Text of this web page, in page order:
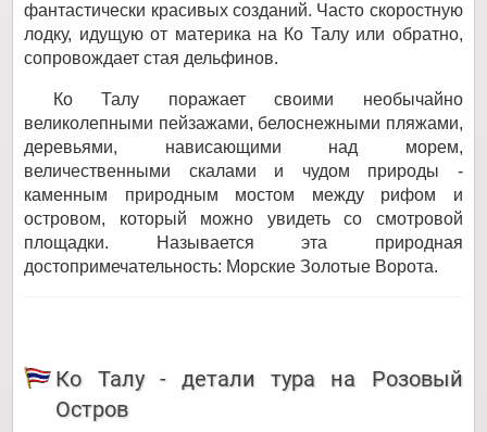
фантастически красивых созданий. Часто скоростную
лодку, идущую от материка на Ко Талу или обратно,
сопровождает стая дельфинов.
Ко Талу поражает своими необычайно
великолепными пейзажами, белоснежными пляжами,
деревьями, нависающими над морем,
величественными скалами и чудом природы -
каменным природным мостом между рифом и
островом, который можно увидеть со смотровой
площадки. Называется эта природная
достопримечательность: Морские Золотые Ворота.
Ко Талу - детали тура на Розовый
Остров